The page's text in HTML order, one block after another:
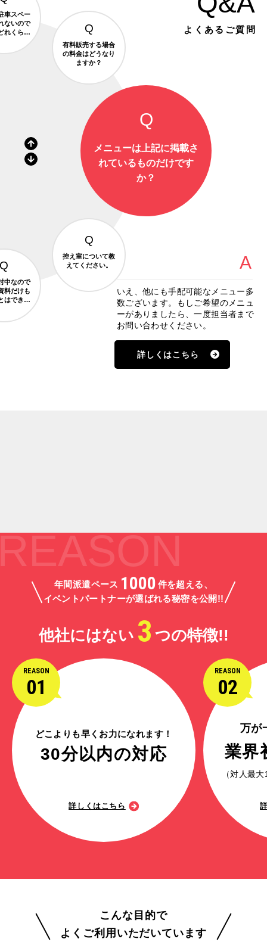
よくあるご質問
メニューは上記に掲載さ
れているものだけです
か？
有料販売する場合
の料金はどうなり
ますか？
車スペー
ないので
れくらい
のケータ
ーが来ま
中なので
料だけも
はできま
控え室について教
えてください。
いえ、他にも手配可能なメニュー多
数ございます。もしご希望のメニュ
ーがありましたら、一度担当者まで
お問い合わせください。
詳しくはこちら
年間派遣ペース 1000 件を超える、
イベントパートナーが選ばれる秘密を公開!!
他社にはない 3 つの特徴!!
REASON
01
どこよりも早くお力になれます！
30分以内の対応
詳しくはこちら
REASON
02
万が
業界
（対人最
こんな目的で
よくご利用いただいています